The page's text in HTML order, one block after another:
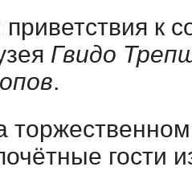
к
Гвидо
.
ётные гости